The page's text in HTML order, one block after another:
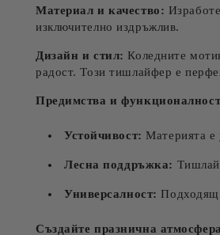
Материал и качество:
изключително издръжлив.
Дизайн и стил: Коледните
радост. Този тишлайфер е
Предимства и
Устойчивост: Материята е
Лесна поддръжка:
Универсалност: Подходящ
Създайте празнична